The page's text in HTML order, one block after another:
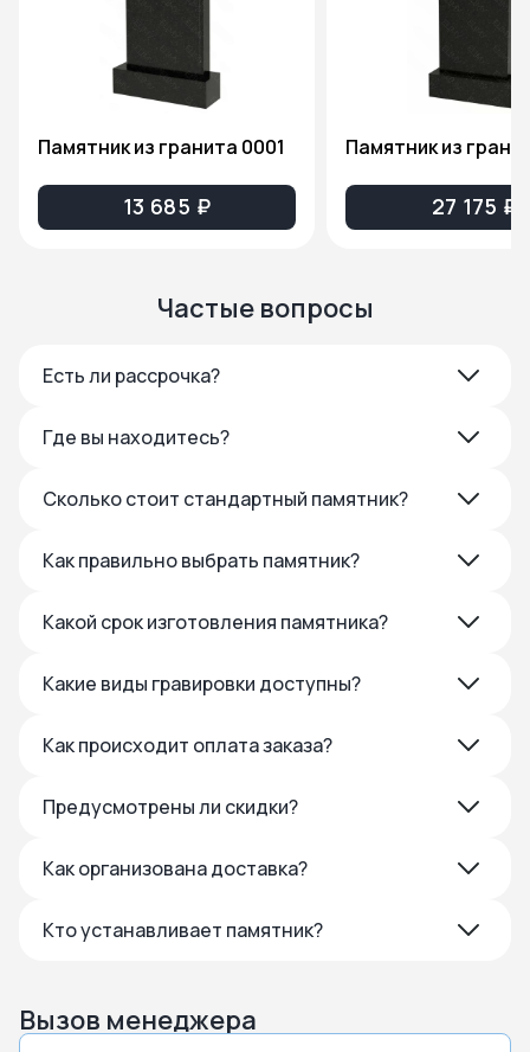
Памятник из гранита 0001
13 685 ₽ 27 175 ₽
Частые вопросы
Есть ли рассрочка?
Где вы находитесь?
Сколько стоит стандартный памятник?
Как правильно выбрать памятник?
Какой срок изготовления памятника?
Какие виды гравировки доступны?
Как происходит оплата заказа?
Предусмотрены ли скидки?
Как организована доставка?
Кто устанавливает памятник?
Вызов менеджера